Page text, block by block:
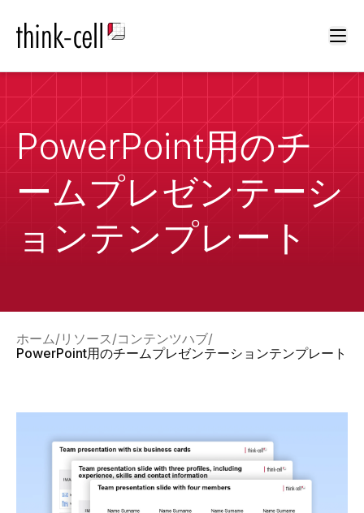
PowerPoint用のチ
ームプレゼンテーシ
ョンテンプレート
ホーム リソース コンテンツハブ
PowerPoint用のチームプレゼンテーションテンプレート